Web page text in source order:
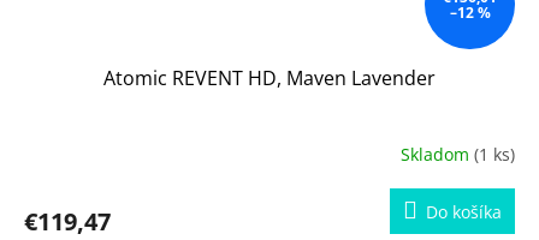
–12 %
Atomic REVENT HD, Maven Lavender
Skladom (1 ks)
€119,47 Do košíka